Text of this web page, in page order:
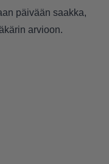
päivään saakka,
arvioon.